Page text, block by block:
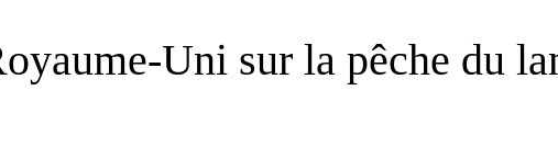
Uni sur la pêche du